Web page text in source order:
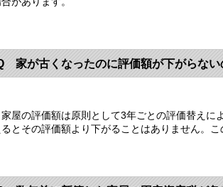
家が古くなったのに評価額が下がらない
の評価額は原則として3年ごとの評価替えに
とその評価額より下がることはありません。